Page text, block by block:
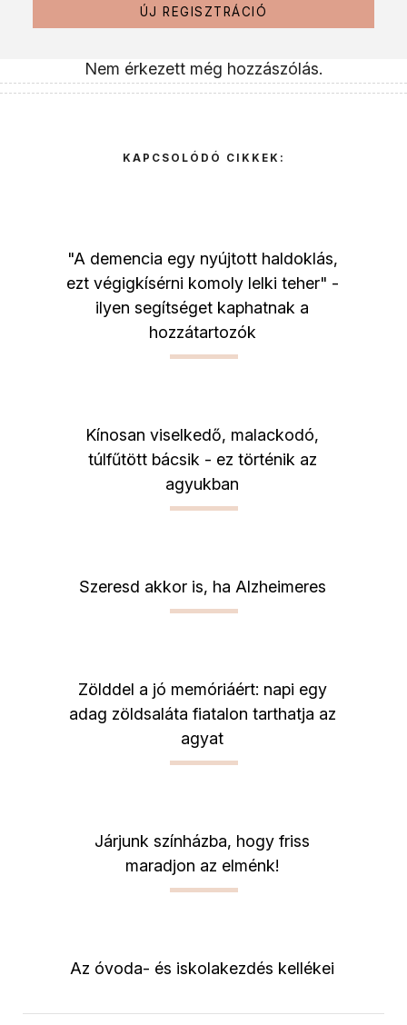
ÚJ REGISZTRÁCIÓ
Nem érkezett még hozzászólás.
KAPCSOLÓDÓ CIKKEK:
"A demencia egy nyújtott haldoklás,
ezt végigkísérni komoly lelki teher" -
ilyen segítséget kaphatnak a
hozzátartozók
Kínosan viselkedő, malackodó,
túlfűtött bácsik - ez történik az
agyukban
Szeresd akkor is, ha Alzheimeres
Zölddel a jó memóriáért: napi egy
adag zöldsaláta fiatalon tarthatja az
agyat
Járjunk színházba, hogy friss
maradjon az elménk!
Az óvoda- és iskolakezdés kellékei